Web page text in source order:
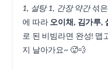
1, 설탕 1, 간장 약간섞은
에 따라 오이채, 김가루,
로 된 비빔라면 완성! 맵
지 날아가요~ 🥵💨